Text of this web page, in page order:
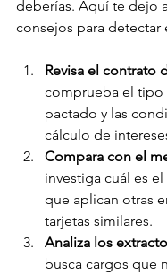
deberías. Aquí te dejo
consejos para detectar
Revisa el contrato
comprueba el tipo
pactado y las
cálculo de
Compara con el
investiga cuál es
que aplican otras
tarjetas similares.
Analiza los
busca cargos que